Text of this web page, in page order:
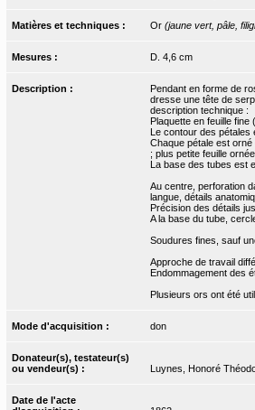
Matières et techniques : Or (jaune vert, pâle,
Mesures : D. 4,6 cm
Description :
Pendant en forme de
dresse une tête de
description technique :
Plaquette en feuille
Le contour des pétales
Chaque pétale est orné
; plus petite feuille
La base des tubes est
Au centre, perforation
langue, détails
Précision des détails
A la base du tube,
Soudures fines, sauf
Approche de travail
Endommagement des
Plusieurs ors ont été
Mode d'acquisition : don
Donateur(s), testateur(s)
ou vendeur(s) :
Luynes, Honoré
Date de l'acte